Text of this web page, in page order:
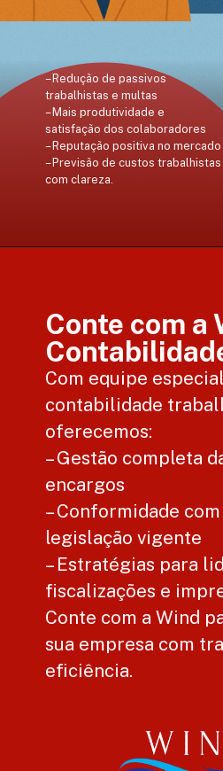
– Redução de passivos
trabalhistas e multas
– Mais produtividade e
satisfação dos colaboradores
– Reputação positiva no mercado
– Previsão de custos trabalhistas
com clareza.
Conte com a
Com equipe
contabilidade
oferecemos:
– Gestão completa
encargos
– Conformidade
legislação vigente
– Estratégias para
fiscalizações e
Conte com a Wind
sua empresa com
eficiência.